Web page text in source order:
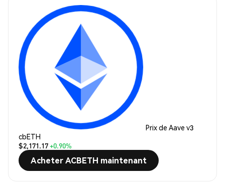
Prix de Aave v3
cbETH
$2,171.17+0.90%
Acheter ACBETH maintenant